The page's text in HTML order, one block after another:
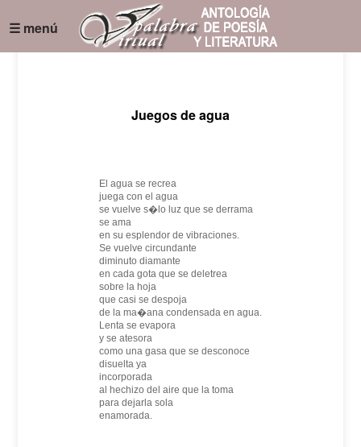
☰ menú
Juegos de agua
El agua se recrea
juega con el agua
se vuelve s�lo luz que se derrama
se ama
en su esplendor de vibraciones.
Se vuelve circundante
diminuto diamante
en cada gota que se deletrea
sobre la hoja
que casi se despoja
de la ma�ana condensada en agua.
Lenta se evapora
y se atesora
como una gasa que se desconoce
disuelta ya
incorporada
al hechizo del aire que la toma
para dejarla sola
enamorada.